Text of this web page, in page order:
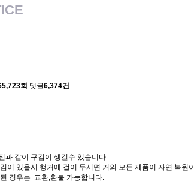
회 댓글6,374건
과 같이 구김이 생길수 있습니다.
이 있을시 행거에 걸어 두시면 거의 모든 제품이 자연 복원
경우는 교환,환불 가능합니다.